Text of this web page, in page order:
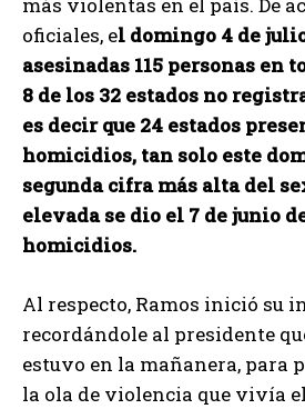
más violentas en el país. De
oficiales, el domingo 4 de
asesinadas 115 personas en
8 de los 32 estados no
es decir que 24 estados
homicidios, tan solo este
segunda cifra más alta del
elevada se dio el 7 de junio
homicidios.
Al respecto, Ramos inició su
recordándole al presidente
estuvo en la mañanera, para
la ola de violencia que vivía